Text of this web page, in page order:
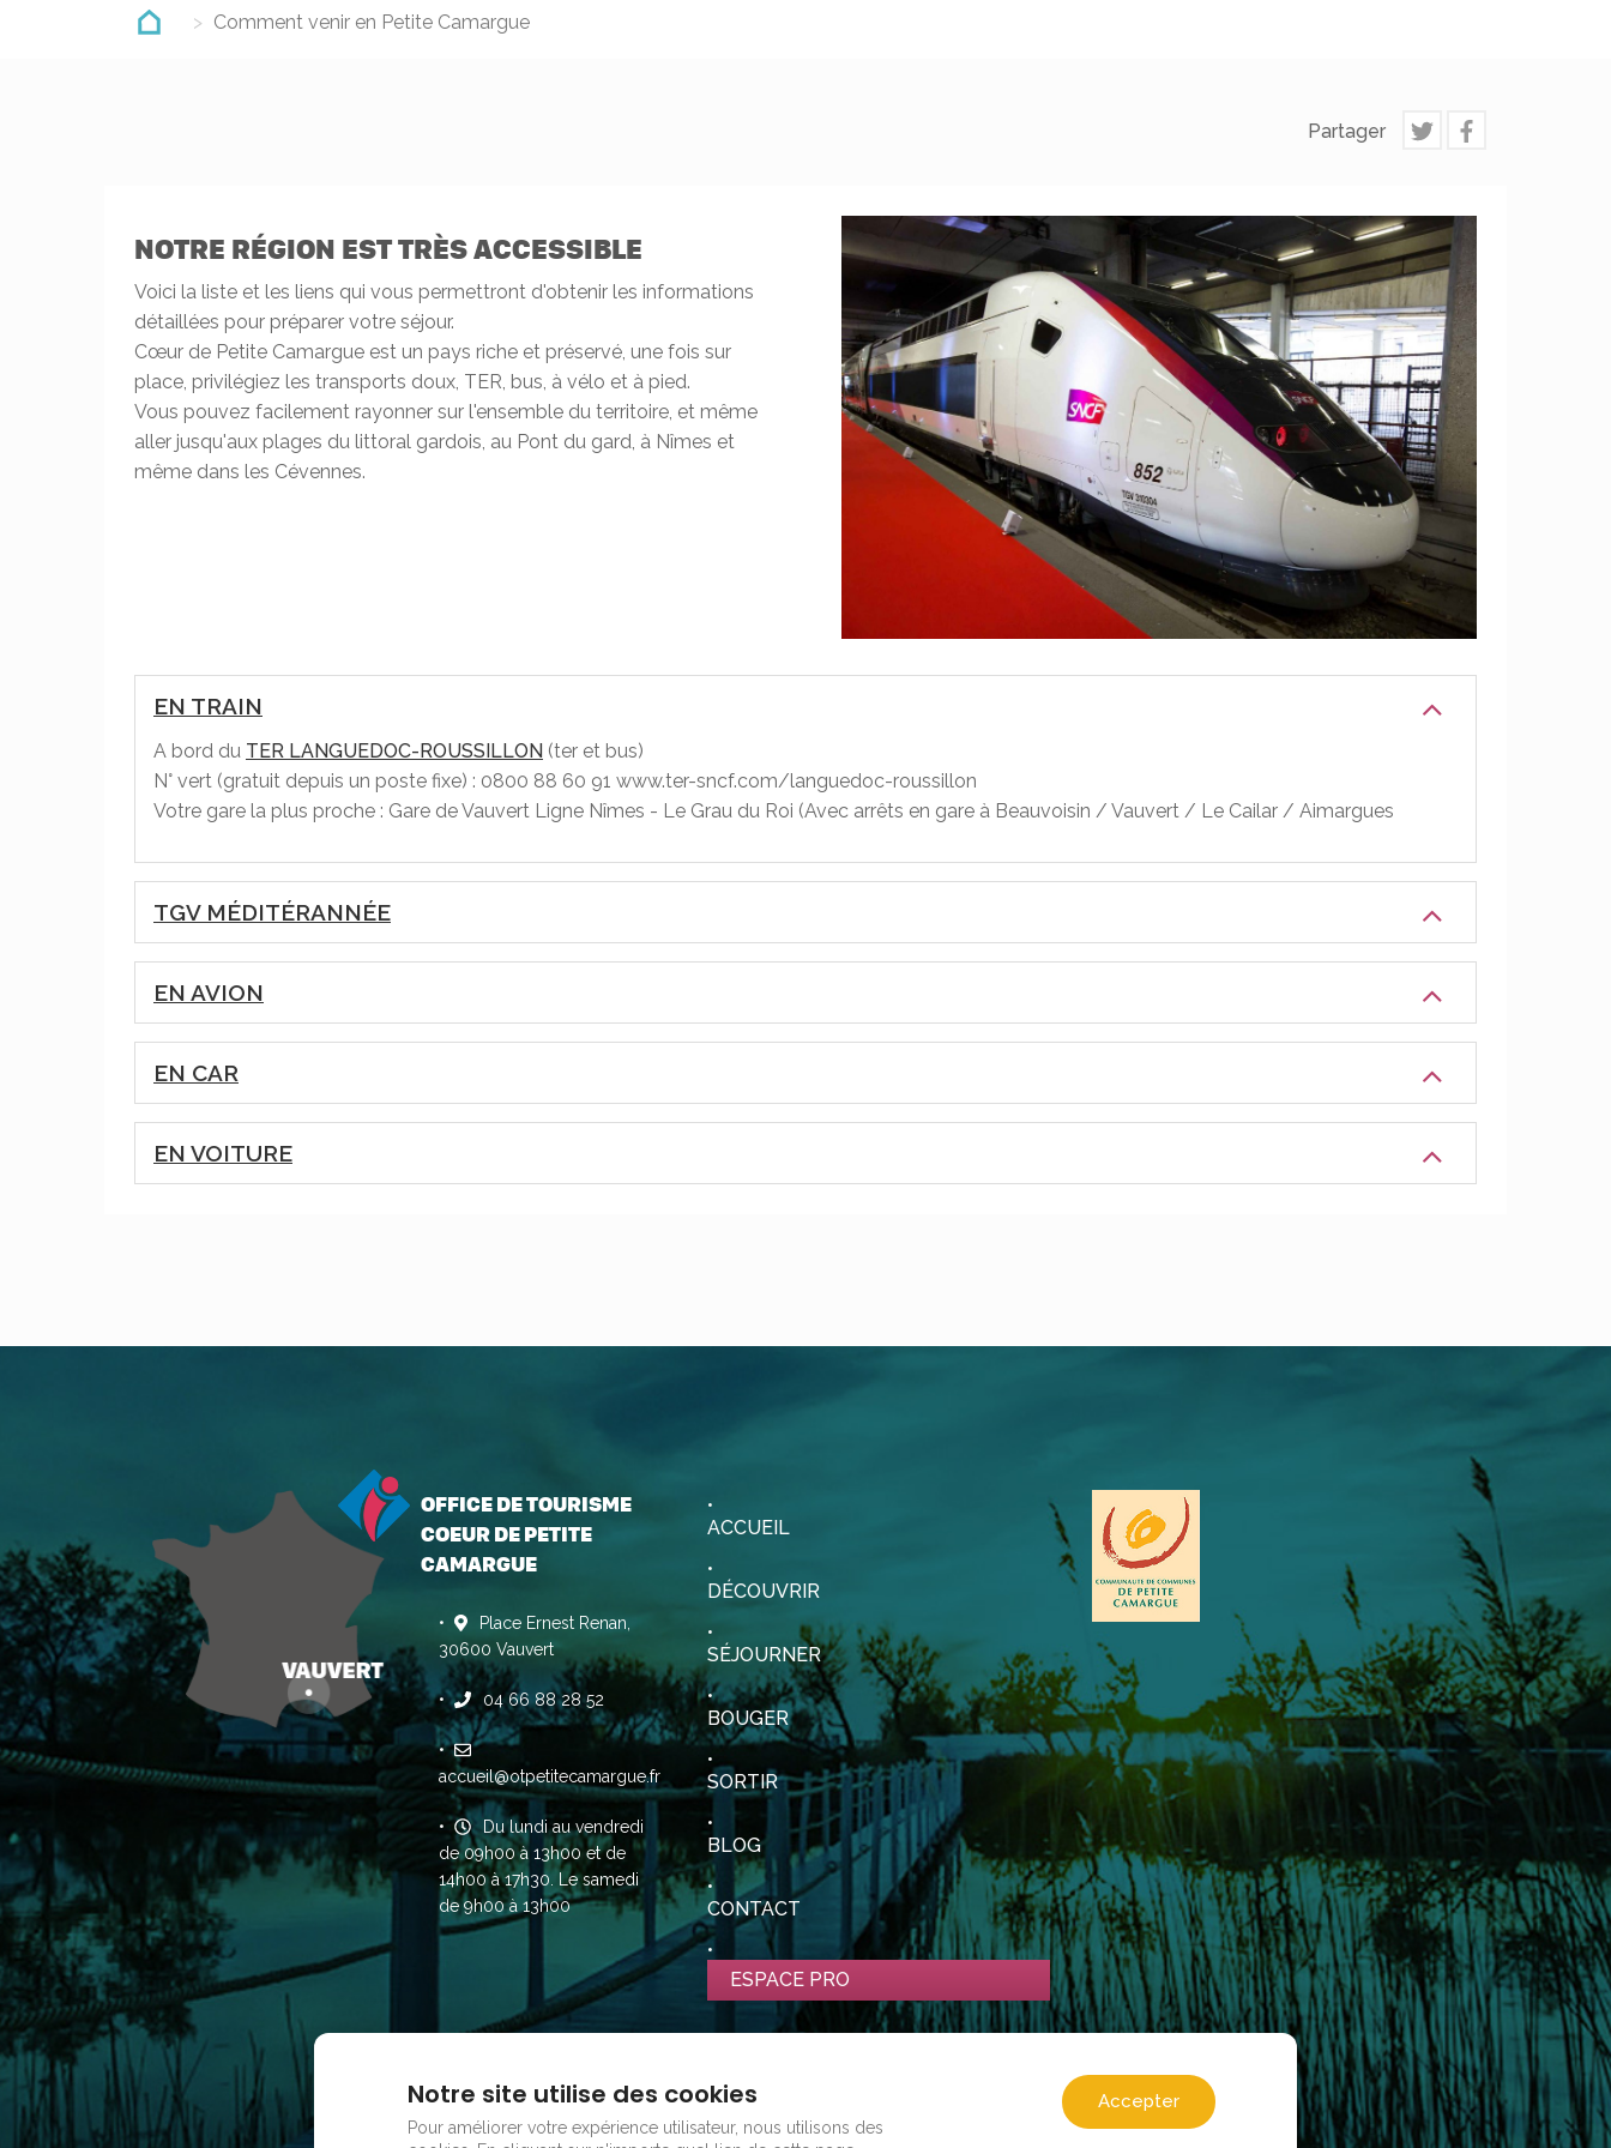
Comment venir en Petite Camargue
Partager
NOTRE RÉGION EST TRÈS ACCESSIBLE
Voici la liste et les liens qui vous permettront d'obtenir les informations
détaillées pour préparer votre séjour.
Cœur de Petite Camargue est un pays riche et préservé, une fois sur
place, privilégiez les transports doux, TER, bus, à vélo et à pied.
Vous pouvez facilement rayonner sur l'ensemble du territoire, et même
aller jusqu'aux plages du littoral gardois, au Pont du gard, à Nîmes et
même dans les Cévennes.
EN TRAIN
A bord du TER LANGUEDOC-ROUSSILLON (ter et bus)
N° vert (gratuit depuis un poste fixe) : 0800 88 60 91 www.ter-sncf.com/languedoc-roussillon
Votre gare la plus proche : Gare de Vauvert Ligne Nîmes - Le Grau du Roi (Avec arrêts en gare à Beauvoisin / Vauvert / Le Cailar / Aimargues
TGV MÉDITÉRANNÉE
EN AVION
EN CAR
EN VOITURE
OFFICE DE TOURISME
COEUR DE PETITE
CAMARGUE
Place Ernest Renan,
30600 Vauvert
04 66 88 28 52
accueil@otpetitecamargue.fr
Du lundi au vendredi
de 09h00 à 13h00 et de
14h00 à 17h30. Le samedi
de 9h00 à 13h00
ACCUEIL
DÉCOUVRIR
SÉJOURNER
BOUGER
SORTIR
BLOG
CONTACT
ESPACE PRO
Notre site utilise des cookies
Pour améliorer votre expérience utilisateur, nous utilisons des
Accepter